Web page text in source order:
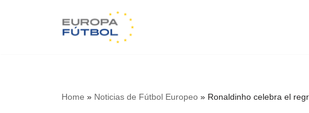
Home » Noticias de Fútbol Europeo » Ronaldinho celebra el